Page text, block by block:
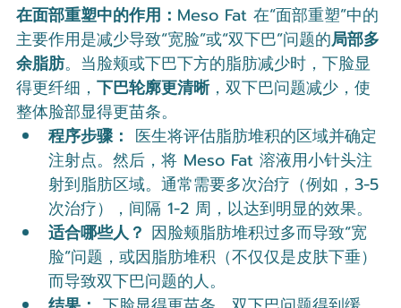
在面部重塑中的作用： Meso Fat 在“面部重塑”中的
主要作用是减少导致“宽脸”或“双下巴”问题的局部多
余脂肪。当脸颊或下巴下方的脂肪减少时，下脸显
得更纤细， 下巴轮廓更清晰，双下巴问题减少，使
整体脸部显得更苗条。
程序步骤： 医生将评估脂肪堆积的区域并确定
注射点。然后，将 Meso Fat 溶液用小针头注
射到脂肪区域。通常需要多次治疗（例如，3-5
次治疗），间隔 1-2 周，以达到明显的效果。
适合哪些人？ 因脸颊脂肪堆积过多而导致“宽
脸”问题，或因脂肪堆积（不仅仅是皮肤下垂）
而导致双下巴问题的人。